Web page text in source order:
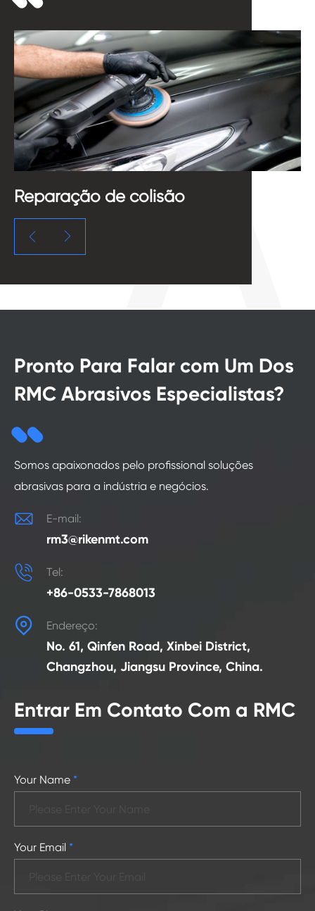
Reparação de colisão
 
Pronto Para Falar com Um Dos
RMC Abrasivos Especialistas?
Somos apaixonados pelo profissional soluções
abrasivas para a indústria e negócios.
 E-mail:
rm3@rikenmt.com
 Tel:
+86-0533-7868013
 Endereço:
No. 61, Qinfen Road, Xinbei District,
Changzhou, Jiangsu Province, China.
Entrar Em Contato Com a RMC
Your Name *
Your Email *